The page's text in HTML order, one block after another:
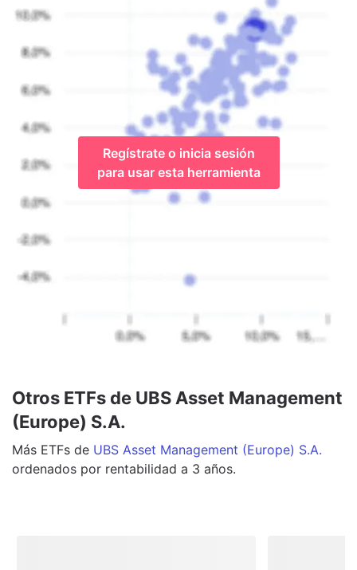
Regístrate o inicia sesión
para usar esta herramienta
Otros ETFs de UBS Asset Management
(Europe) S.A.
Más ETFs de UBS Asset Management (Europe) S.A.
ordenados por rentabilidad a 3 años.